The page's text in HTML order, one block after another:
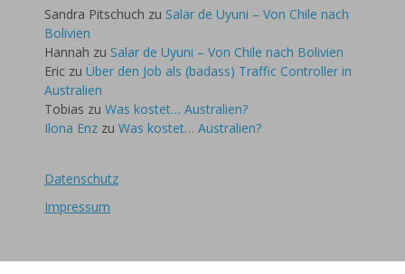
Sandra Pitschuch zu Salar de Uyuni – Von Chile nach
Bolivien
Hannah zu Salar de Uyuni – Von Chile nach Bolivien
Eric zu Über den Job als (badass) Traffic Controller in
Australien
Tobias zu Was kostet… Australien?
Ilona Enz zu Was kostet… Australien?
Datenschutz
Impressum